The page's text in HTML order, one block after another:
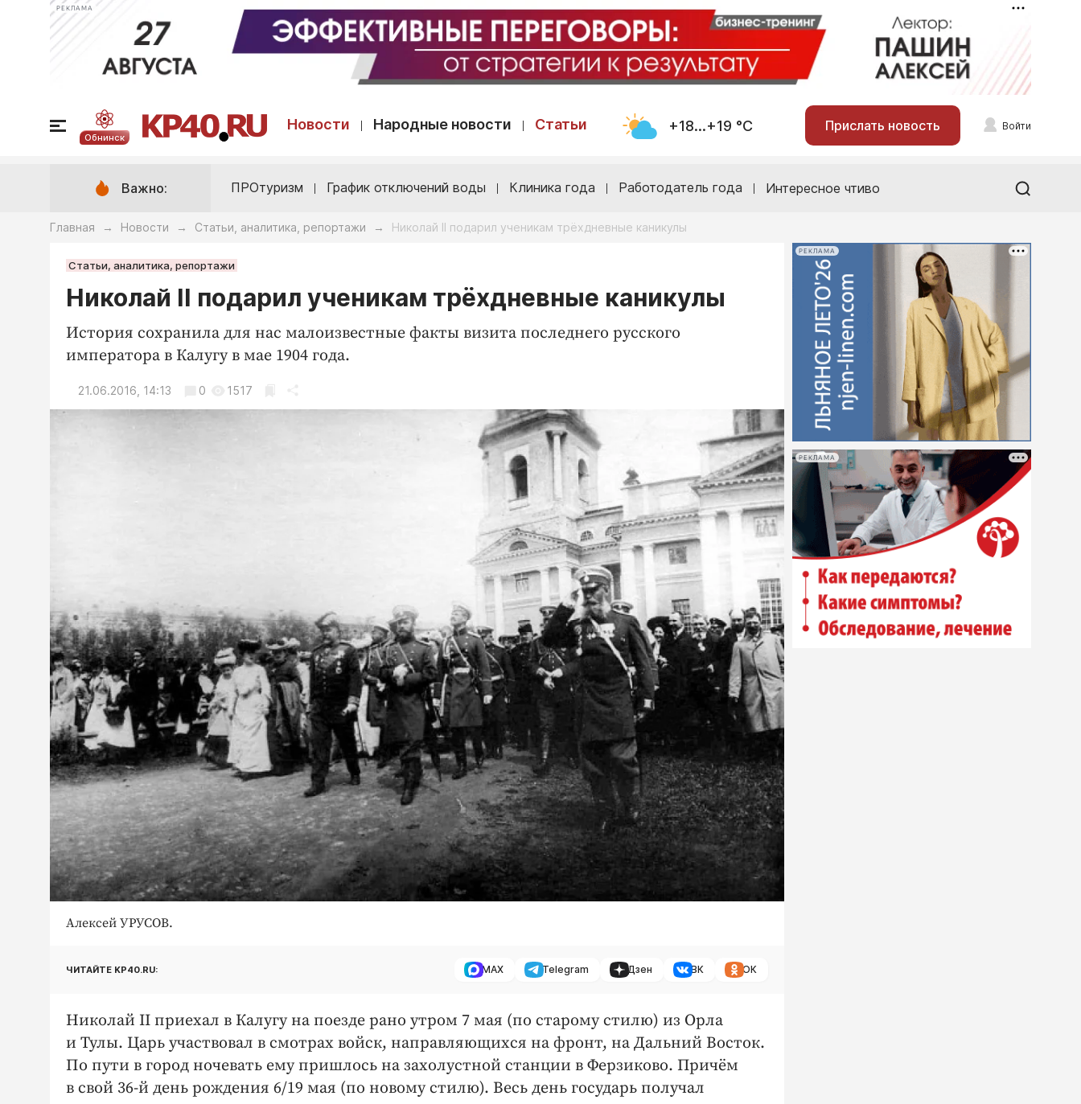
РЕКЛАМА
Обнинск
Новости Народные новости Статьи +18...+19 °С Прислать новость Войти
Важно: ПРОтуризм График отключений воды Клиника года Работодатель года Интересное чтиво
Главная → Новости → Статьи, аналитика, репортажи → Николай II подарил ученикам трёхдневные каникулы
Статьи, аналитика, репортажи
Николай II подарил ученикам трёхдневные каникулы
История сохранила для нас малоизвестные факты визита последнего русского
императора в Калугу в мае 1904 года.
21.06.2016, 14:13 0 1517
Алексей УРУСОВ.
ЧИТАЙТЕ KP40.RU: MAX Telegram Дзен ВК ОК
Николай II приехал в Калугу на поезде рано утром 7 мая (по старому стилю) из Орла
и Тулы. Царь участвовал в смотрах войск, направляющихся на фронт, на Дальний Восток.
По пути в город ночевать ему пришлось на захолустной станции в Ферзиково. Причём
в свой 36-й день рождения 6/19 мая (по новому стилю). Весь день государь получал
РЕКЛАМА
РЕКЛАМА